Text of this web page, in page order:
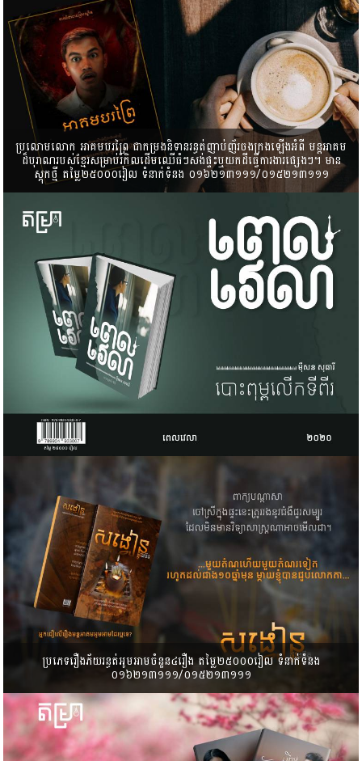
ប្រលោមលោក អាគម​បរព្រៃ ជាកម្រងនិទាន​រន្ធត់ញាប់ញ័រ​ចងក្រងឡើងអំពី មន្តអាគម​
ដ៏បុរាណ​របស់ខ្មែរសម្រាប់រំកិល​ដើមឈើធំៗ​សង់ផ្ទះឬ​យកដីធ្វើការងារផ្សេងៗ។ មាន
ស្តុកថ្មី តម្លៃ២៥០០០រៀល ទំនាក់ទំនង​ ០១៦២១៣១១១/០១៥២១៣១១១
ប្រភេទរឿង​ភ័យរន្ធត់អូមអាមចំនួន​៤រឿង តម្លៃ២៥០០០រៀល ទំនាក់ទំនង​
០១៦២១៣១១១/០១៥២១៣១១១